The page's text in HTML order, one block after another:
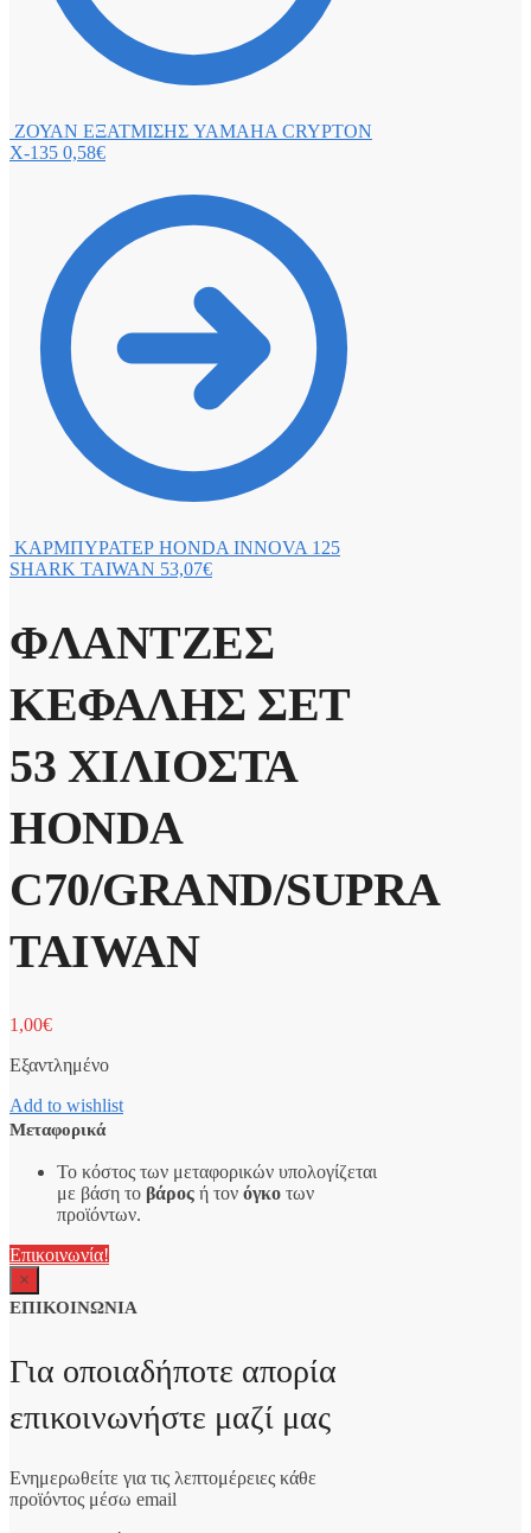
ΖΟΥΑΝ ΕΞΑΤΜΙΣΗΣ YAMAHA CRYPTON
X-135 0,58€
ΚΑΡΜΠΥΡΑΤΕΡ HONDA INNOVA 125
SHARK TAIWAN 53,07€
ΦΛΑΝΤΖΕΣ
ΚΕΦΑΛΗΣ ΣΕΤ
53 ΧΙΛΙΟΣΤΑ
HONDA
C70/GRAND/SUPRA
TAIWAN
1,00€
Εξαντλημένο
Add to wishlist
Μεταφορικά
Το κόστος των μεταφορικών υπολογίζεται
με βάση το βάρος ή τον όγκο των
προϊόντων.
Επικοινωνία!
×
ΕΠΙΚΟΙΝΩΝΙΑ
Για οποιαδήποτε απορία
επικοινωνήστε μαζί μας
Ενημερωθείτε για τις λεπτομέρειες κάθε
προϊόντος μέσω email